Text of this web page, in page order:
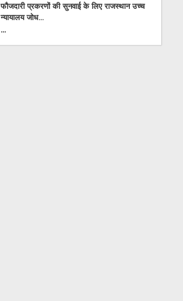
फौजदारी प्रकरणों की सुनवाई के लिए राजस्थान उच्च
न्यायालय जोध...
...